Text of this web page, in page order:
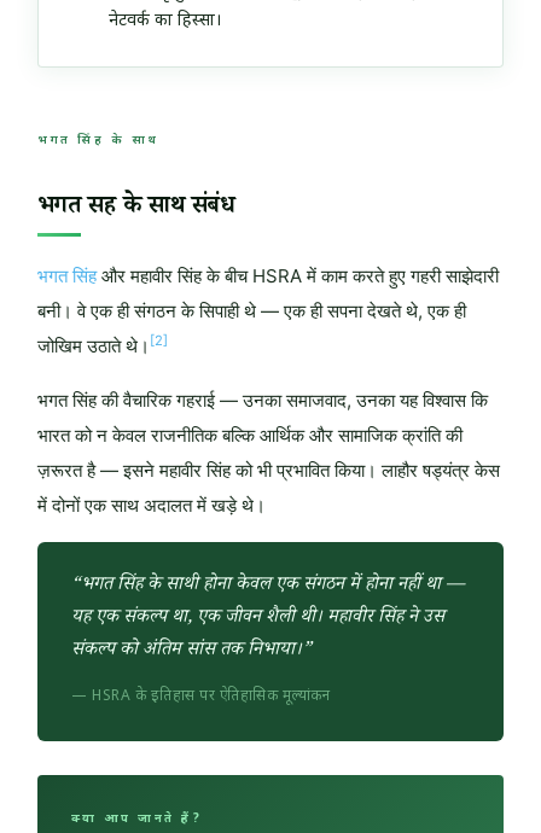
नेटवर्क का हिस्सा।
भगत सिंह के साथ
भगत सिंह के साथ संबंध
भगत सिंहऔर महावीर सिंह के बीच HSRA में काम करते हुए गहरी साझेदारी
बनी। वे एक ही संगठन के सिपाही थे — एक ही सपना देखते थे, एक ही
जोखिम उठाते थे। [2]
भगत सिंह की वैचारिक गहराई — उनका समाजवाद, उनका यह विश्वास कि
भारत को न केवल राजनीतिक बल्कि आर्थिक और सामाजिक क्रांति की
ज़रूरत है — इसने महावीर सिंह को भी प्रभावित किया। लाहौर षड्यंत्र केस
में दोनों एक साथ अदालत में खड़े थे।
“भगत सिंह के साथी होना केवल एक संगठन में होना नहीं था —
यह एक संकल्प था, एक जीवन शैली थी। महावीर सिंह ने उस
संकल्प को अंतिम सांस तक निभाया।”
— HSRA के इतिहास पर ऐतिहासिक मूल्यांकन
क्या आप जानते हैं?